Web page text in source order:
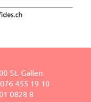
St. Gallen
455 19 10
0828 8